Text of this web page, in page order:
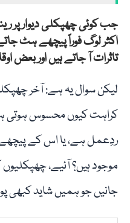
جب کوئی چھپکلی دیوار پر
اکثر لوگ فوراً پیچھے ہٹ
تاثرات آ جاتے ہیں اور بعض
لیکن سوال یہ ہے: آخر
کراہت کیوں محسوس ہوتی
ردِعمل ہے، یا اس کے
موجود ہیں؟ آئیے،
جانیں جو ہمیں شاید کبھی